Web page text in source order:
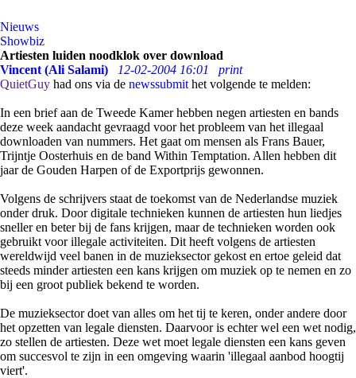
Nieuws
Showbiz
Artiesten luiden noodklok over download
Vincent (Ali Salami)
12-02-2004 16:01
print
QuietGuy had ons via de newssubmit het volgende te melden:
In een brief aan de Tweede Kamer hebben negen artiesten en bands
deze week aandacht gevraagd voor het probleem van het illegaal
downloaden van nummers. Het gaat om mensen als Frans Bauer,
Trijntje Oosterhuis en de band Within Temptation. Allen hebben dit
jaar de Gouden Harpen of de Exportprijs gewonnen.
Volgens de schrijvers staat de toekomst van de Nederlandse muziek
onder druk. Door digitale technieken kunnen de artiesten hun liedjes
sneller en beter bij de fans krijgen, maar de technieken worden ook
gebruikt voor illegale activiteiten. Dit heeft volgens de artiesten
wereldwijd veel banen in de muzieksector gekost en ertoe geleid dat
steeds minder artiesten een kans krijgen om muziek op te nemen en zo
bij een groot publiek bekend te worden.
De muzieksector doet van alles om het tij te keren, onder andere door
het opzetten van legale diensten. Daarvoor is echter wel een wet nodig,
zo stellen de artiesten. Deze wet moet legale diensten een kans geven
om succesvol te zijn in een omgeving waarin 'illegaal aanbod hoogtij
viert'.